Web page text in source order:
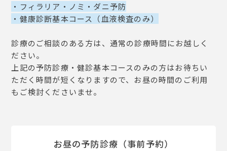
・フィラリア・ノミ・ダニ予防
・健康診断基本コース（血液検査のみ）
診療のご相談のある方は、通常の診療時間にお越しく
ださい。
上記の予防診療・健診基本コースのみの方はお待ちい
ただく時間が短くなりますので、お昼の時間のご利用
もご検討くださいませ。
お昼の予防診療（事前予約）